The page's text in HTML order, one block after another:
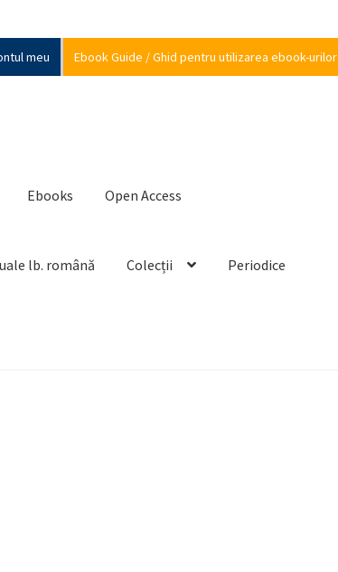
meu Ebook Guide / Ghid pentru utilizarea ebook-urilor
Ebooks Open Access
lb. română Colecții Periodice